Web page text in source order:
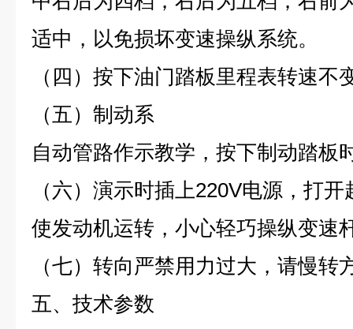
适中，以免损坏变速操纵系统。
（四）按下油门踏板里程表转速不
（五）制动系
自动管路作示教学，按下制动踏板
（六）演示时插上220V电源，打
使发动机运转，小心轻巧操纵变速
（七）转向严禁用力过大，请慢转
五、技术参数